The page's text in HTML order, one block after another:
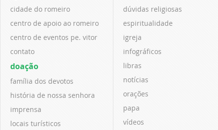
cidade do romeiro
centro de apoio ao romeiro
centro de eventos pe. vitor
contato
doação
família dos devotos
história de nossa senhora
imprensa
locais turísticos
dúvidas religiosas
espiritualidade
igreja
infográficos
libras
notícias
orações
papa
vídeos